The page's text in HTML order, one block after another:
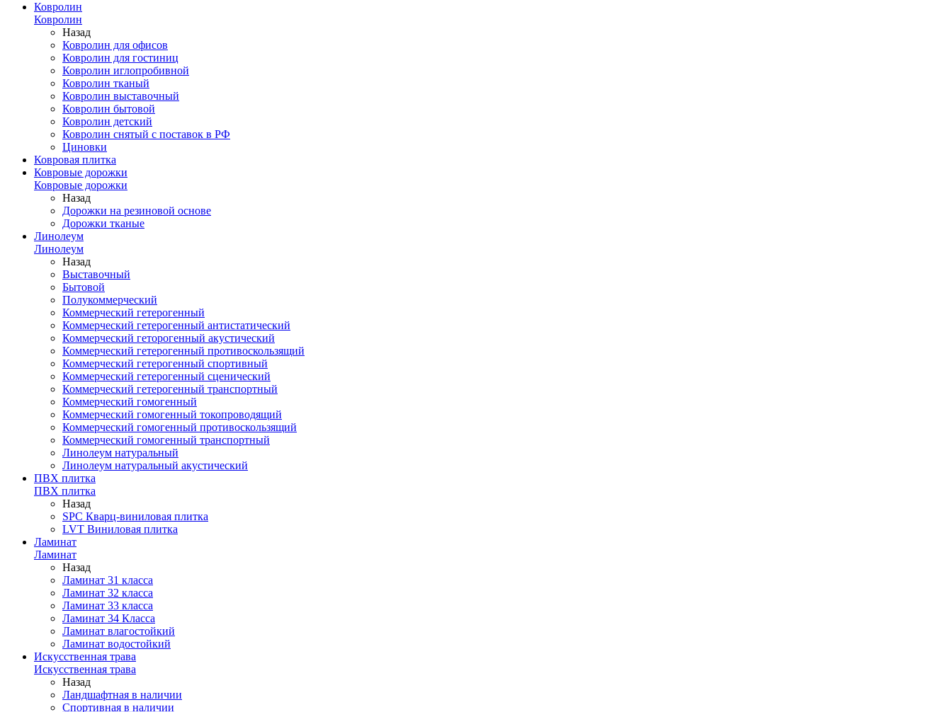
Ковролин
Ковролин
Назад
Ковролин для офисов
Ковролин для гостиниц
Ковролин иглопробивной
Ковролин тканый
Ковролин выставочный
Ковролин бытовой
Ковролин детский
Ковролин снятый с поставок в РФ
Циновки
Ковровая плитка
Ковровые дорожки
Ковровые дорожки
Назад
Дорожки на резиновой основе
Дорожки тканые
Линолеум
Линолеум
Назад
Выставочный
Бытовой
Полукоммерческий
Коммерческий гетерогенный
Коммерческий гетерогенный антистатический
Коммерческий геторогенный акустический
Коммерческий гетерогенный противоскользящий
Коммерческий гетерогенный спортивный
Коммерческий гетерогенный сценический
Коммерческий гетерогенный транспортный
Коммерческий гомогенный
Коммерческий гомогенный токопроводящий
Коммерческий гомогенный противоскользящий
Коммерческий гомогенный транспортный
Линолеум натуральный
Линолеум натуральный акустический
ПВХ плитка
ПВХ плитка
Назад
SPC Кварц-виниловая плитка
LVT Виниловая плитка
Ламинат
Ламинат
Назад
Ламинат 31 класса
Ламинат 32 класса
Ламинат 33 класса
Ламинат 34 Класса
Ламинат влагостойкий
Ламинат водостойкий
Искусственная трава
Искусственная трава
Назад
Ландшафтная в наличии
Спортивная в наличии